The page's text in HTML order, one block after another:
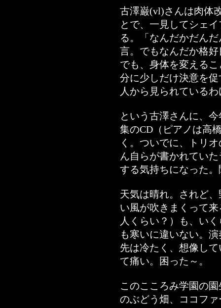
古澤巌(vl)さんは肉体
とで、一見してシェ
る。「なんだかだん
言。でもなんだか格
でも、身体を変える
分に少しだけ決意を
人から見られている
という古澤さんに、
集のCD（ピアノは高
く。ついでに、トリ
ん自らが書かれてい
する気持ちになった
天気は晴れ。されど
い風が吹きまくって
人くらい？）も、い
も寒いに違いない。
先は冷たく、想像し
て痛い。困った～。
このこころみ学園の
のぶどう畑、ココフ